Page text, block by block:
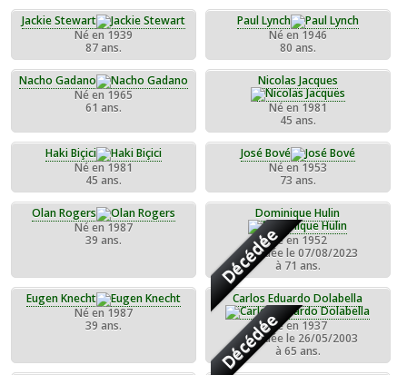
Jackie Stewart
Né en 1939
87 ans.
Paul Lynch
Né en 1946
80 ans.
Nacho Gadano
Né en 1965
61 ans.
Nicolas Jacques
Né en 1981
45 ans.
Haki Biçici
Né en 1981
45 ans.
José Bové
Né en 1953
73 ans.
Olan Rogers
Né en 1987
39 ans.
Dominique Hulin
DécédéeNé en 1952
Décédée le 07/08/2023
à 71 ans.
Eugen Knecht
Né en 1987
39 ans.
Carlos Eduardo Dolabella
DécédéeNé en 1937
Décédée le 26/05/2003
à 65 ans.